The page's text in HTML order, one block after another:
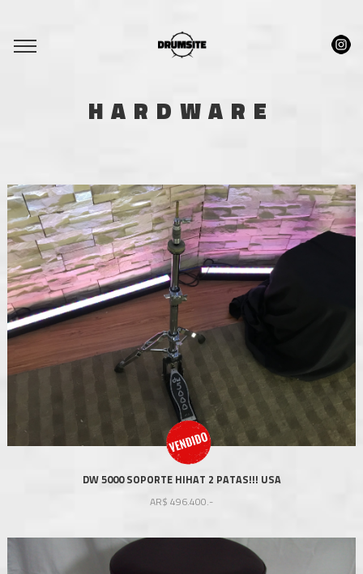
HARDWARE
DW 5000 SOPORTE HIHAT 2 PATAS!!! USA
AR$ 496.400.-